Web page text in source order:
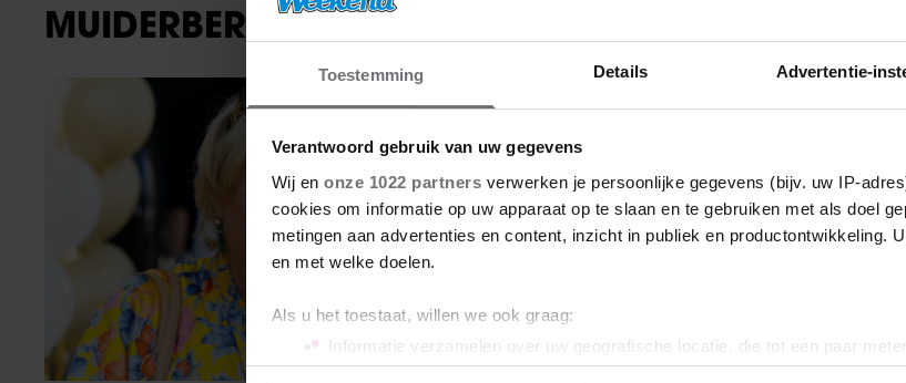
Toestemming Details Advertentie-
Verantwoord gebruik van uw gegevens
Wij en onze 1022 partners verwerken je persoonlijke gegevens (bijv. uw IP-
cookies om informatie op uw apparaat op te slaan en te gebruiken met als doel
metingen aan advertenties en content, inzicht in publiek en productontwikkeling.
en met welke doelen.
Als u het toestaat, willen we ook graag:
Informatie verzamelen over uw geografische locatie, die tot een paar
Uw apparaat identificeren door het actief te scannen op specifieke
MUIDERBERG